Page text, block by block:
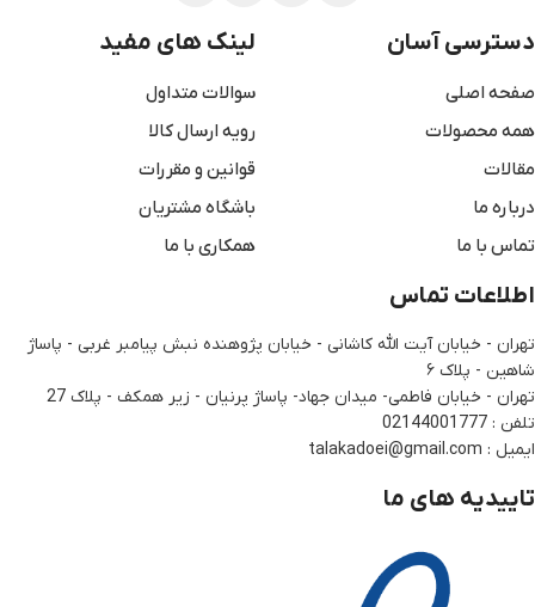
دسترسی آسان
صفحه اصلی
همه محصولات
مقالات
درباره ما
تماس با ما
لینک های مفید
سوالات متداول
رویه ارسال کالا
قوانین و مقررات
باشگاه مشتریان
همکاری با ما
اطلاعات تماس
تهران - خیابان آیت الله کاشانی - خیابان پژوهنده نبش پیامبر غربی - پاساژ
شاهین - پلاک ۶
تهران - خیابان فاطمی- میدان جهاد- پاساژ پرنیان - زیر همکف - پلاک 27
تلفن : 02144001777
ایمیل : talakadoei@gmail.com
تاییدیه های ما